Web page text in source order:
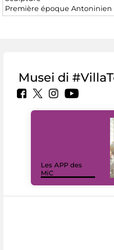
Première époque Antoninien
Musei di
Les APP des
MiC